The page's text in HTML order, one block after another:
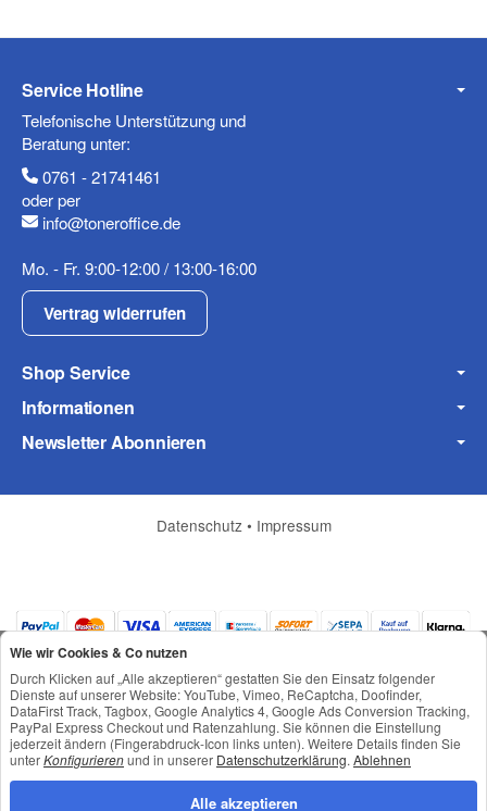
Frage zum Artikel
Ihre Frage
(* = Pflichtfelder)
Datenschutzerklärung
Frage abschicken
Service Hotline
Telefonische Unterstützung und
Beratung unter:
0761 - 21741461
oder per
info@toneroffice.de
Mo. - Fr. 9:00-12:00 / 13:00-16:00
Vertrag widerrufen
Shop Service
Informationen
Newsletter Abonnieren
Datenschutz • Impressum
*Alle Preise inkl. gesetzlicher USt., zzgl.Versand
© © Toneroffice.de
Powered by
JTL-Shop
Wie wir Cookies & Co nutzen
Durch Klicken auf „Alle akzeptieren“ gestatten Sie den Einsatz folgender
Dienste auf unserer Website: YouTube, Vimeo, ReCaptcha, Doofinder,
DataFirst Track, Tagbox, Google Analytics 4, Google Ads Conversion Tracking,
PayPal Express Checkout und Ratenzahlung. Sie können die Einstellung
jederzeit ändern (Fingerabdruck-Icon links unten). Weitere Details finden Sie
unterKonfigurierenund in unserer Datenschutzerklärung. Ablehnen
Alle akzeptieren